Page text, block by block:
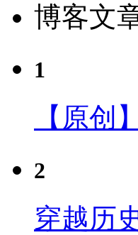
博客文
1
【原创
2
穿越历